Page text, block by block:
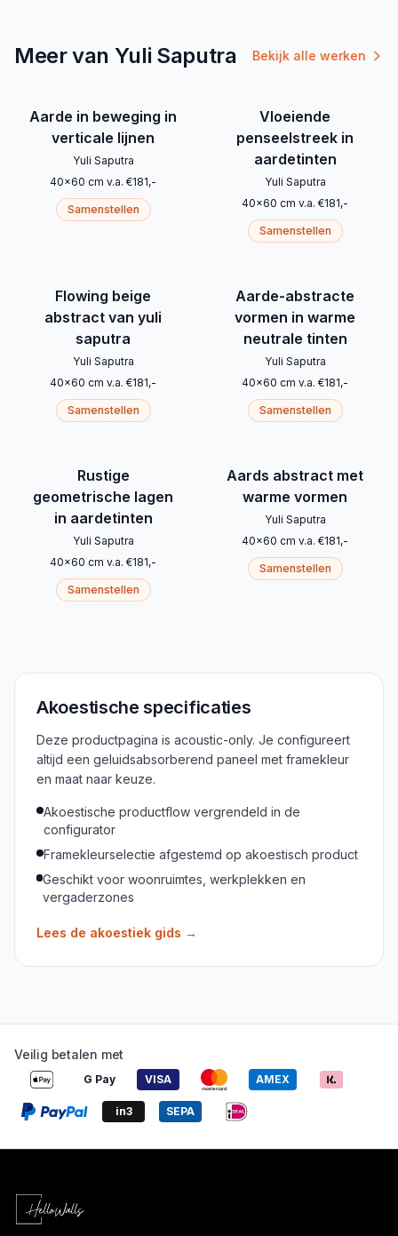
Meer van Yuli Saputra Bekijk alle werken
Aarde in beweging in
verticale lijnen
Yuli Saputra
40x60 cm v.a. €181,-
Samenstellen
Vloeiende
penseelstreek in
aardetinten
Yuli Saputra
40x60 cm v.a. €181,-
Samenstellen
Flowing beige
abstract van yuli
saputra
Yuli Saputra
40x60 cm v.a. €181,-
Samenstellen
Aarde-abstracte
vormen in warme
neutrale tinten
Yuli Saputra
40x60 cm v.a. €181,-
Samenstellen
Rustige
geometrische lagen
in aardetinten
Yuli Saputra
40x60 cm v.a. €181,-
Samenstellen
Aards abstract met
warme vormen
Yuli Saputra
40x60 cm v.a. €181,-
Samenstellen
Akoestische specificaties
Deze productpagina is acoustic-only. Je configureert
altijd een geluidsabsorberend paneel met framekleur
en maat naar keuze.
Akoestische productflow vergrendeld in de
configurator
Framekleurselectie afgestemd op akoestisch product
Geschikt voor woonruimtes, werkplekken en
vergaderzones
Lees de akoestiek gids →
Veilig betalen met
G Pay VISA AMEX
in3 SEPA